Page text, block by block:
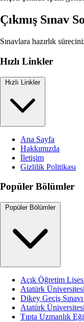
Çıkmış Sınav
Sınavlara hazırlık
Hızlı Linkler
Hızlı Linkler
Ana Sayfa
Hakkımızda
İletişim
Gizlilik Politikası
Popüler Bölümler
Popüler Bölümler
Açık Öğretim
Atatürk
Dikey Geçiş
Atatürk
Tıpta Uzmanlık